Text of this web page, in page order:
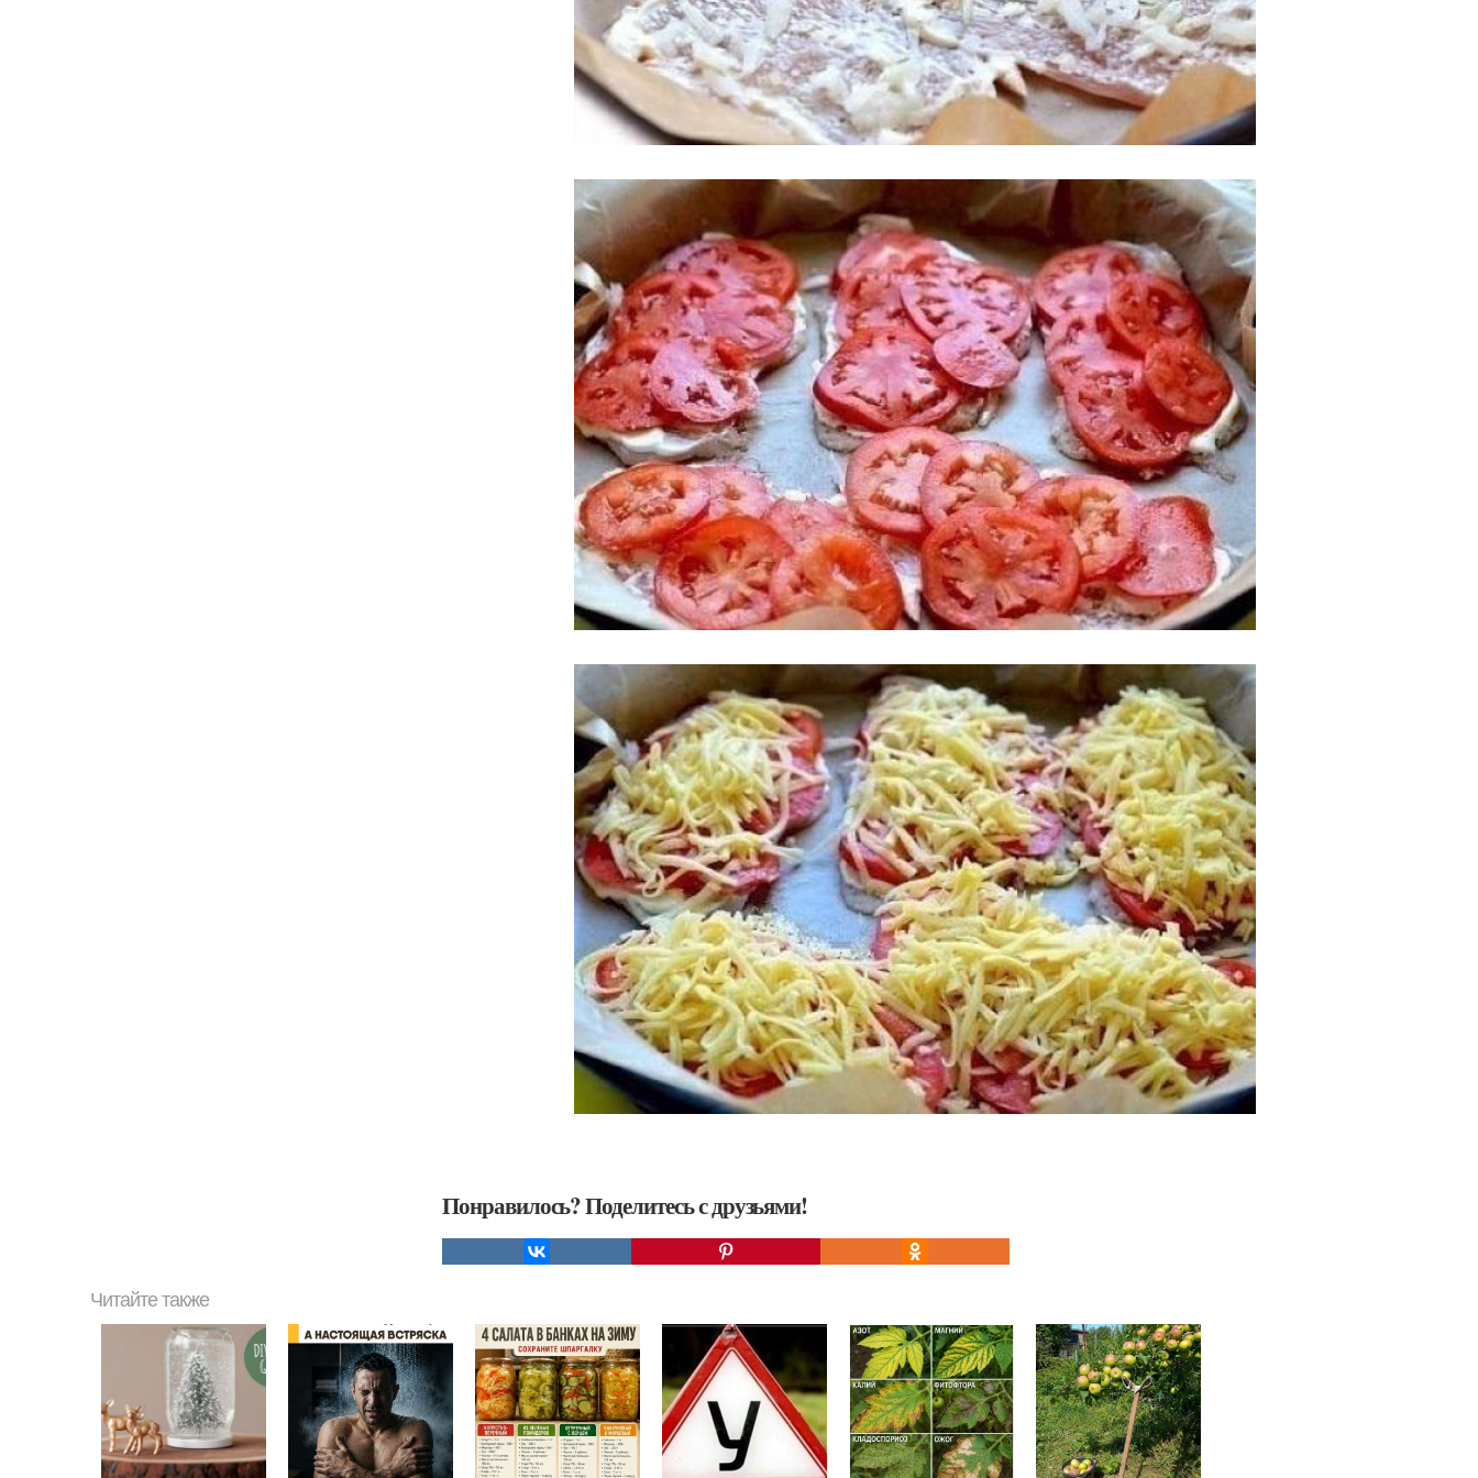
Понравилось? Поделитесь с друзьями!
Читайте также